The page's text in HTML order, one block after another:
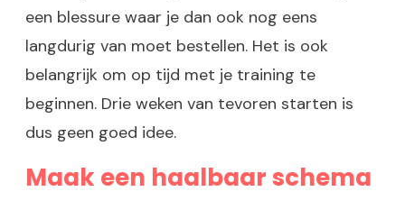
een blessure waar je dan ook nog eens
langdurig van moet bestellen. Het is ook
belangrijk om op tijd met je training te
beginnen. Drie weken van tevoren starten is
dus geen goed idee.
Maak een haalbaar schema